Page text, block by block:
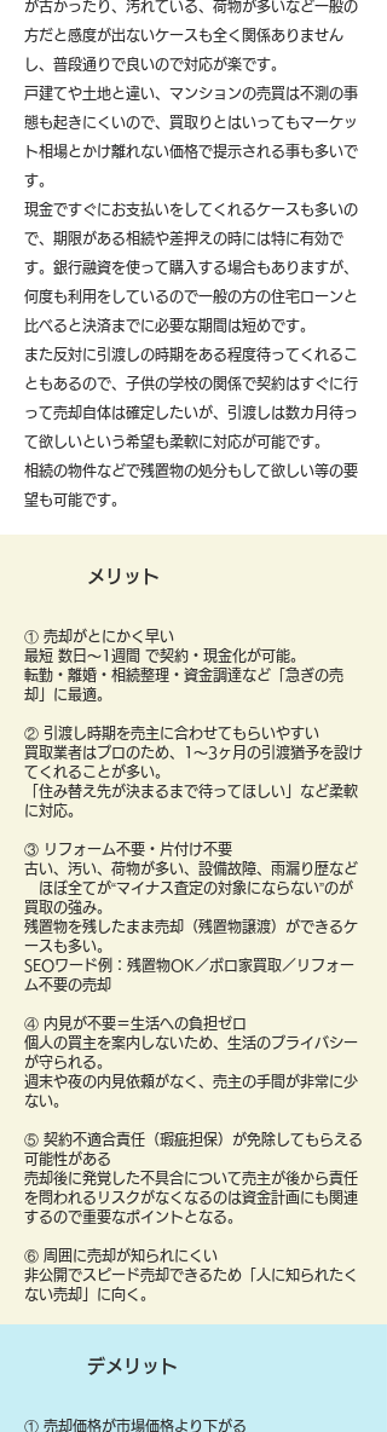
が古かったり、汚れている、荷物が多いなど一般の
方だと感度が出ないケースも全く関係ありません
し、普段通りで良いので対応が楽です。
戸建てや土地と違い、マンションの売買は不測の事
態も起きにくいので、買取りとはいってもマーケッ
ト相場とかけ離れない価格で提示される事も多いで
す。
現金ですぐにお支払いをしてくれるケースも多いの
で、期限がある相続や差押えの時には特に有効で
す。銀行融資を使って購入する場合もありますが、
何度も利用をしているので一般の方の住宅ローンと
比べると決済までに必要な期間は短めです。
また反対に引渡しの時期をある程度待ってくれるこ
ともあるので、子供の学校の関係で契約はすぐに行
って売却自体は確定したいが、引渡しは数カ月待っ
て欲しいという希望も柔軟に対応が可能です。
​相続の物件などで残置物の処分もして欲しい等の要
望も可能です。
メリット
① 売却がとにかく早い
最短 数日〜1週間 で契約・現金化が可能。
転勤・離婚・相続整理・資金調達など「急ぎの売
却」に最適。
② 引渡し時期を売主に合わせてもらいやすい
買取業者はプロのため、1〜3ヶ月の引渡猶予を設け
てくれることが多い。
「住み替え先が決まるまで待ってほしい」など柔軟
に対応。
③ リフォーム不要・片付け不要
古い、汚い、荷物が多い、設備故障、雨漏り歴など
ほぼ全てが“マイナス査定の対象にならない”のが
買取の強み。
残置物を残したまま売却（残置物譲渡）ができるケ
ースも多い。
SEOワード例：残置物OK／ボロ家買取／リフォー
ム不要の売却
④ 内見が不要＝生活への負担ゼロ
個人の買主を案内しないため、生活のプライバシー
が守られる。
週末や夜の内見依頼がなく、売主の手間が非常に少
ない。
⑤ 契約不適合責任（瑕疵担保）が免除してもらえる
可能性がある
売却後に発覚した不具合について売主が後から責任
を問われるリスクがなくなるのは資金計画にも関連
するので重要なポイントとなる。
⑥ 周囲に売却が知られにくい
非公開でスピード売却できるため「人に知られたく
ない売却」に向く。
デメリット
① 売却価格が市場価格より下がる